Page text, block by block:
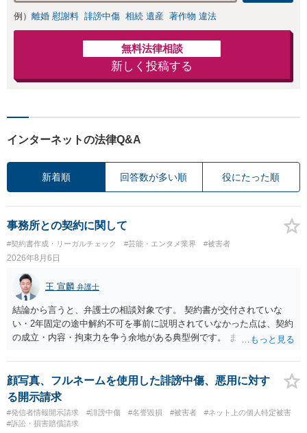
例） 離婚 慰謝料 誹謗中傷 相続 遺産 著作物 違法
無料法律相談
新しく投稿する
インターネットの法律Q&A
新着順 回答数が多い順 役にたった順
事務所との契約に関して
#契約書作成・リーガルチェック #芸能・エンタメ業界 #被害者
2026年8月6日
王 宣麟 弁護士
結論から言うと、弁護士の相談対象です。 契約書が交付されていな
い・2年固定の途中解約不可を事前に説明されていなかった点は、契約
の成立・内容・拘束力を争う余地がある典型例です。 まずは、運営と
みてはいかがでしょうか。 また同時並行で（もしまだされていないの
であれば）書面で退所意思の明確化はしておくべきだと考えます。
顔写真、フルネームを使用した誹謗中傷、悪用に対す
る開示請求
#発信者情報開示請求 #誹謗中傷 #名誉毀損 #被害者
#ネット上の個人特定被害
#訴訟・損害賠償請求